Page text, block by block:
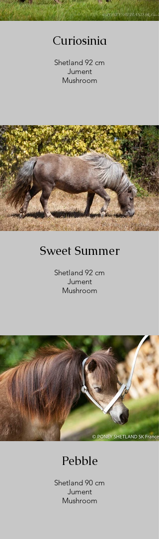
Curiosinia
Shetland 92 cm
Jument
Mushroom
Sweet Summer
Shetland 92 cm
Jument
Mushroom
Pebble
Shetland 90 cm
Jument
Mushroom